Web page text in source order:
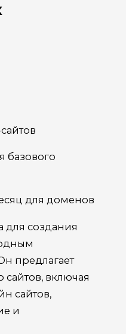
базового
для доменов
для создания
предлагает
сайтов, включая
сайтов,
и